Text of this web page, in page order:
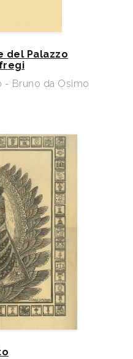
del Palazzo
- Bruno da Osimo